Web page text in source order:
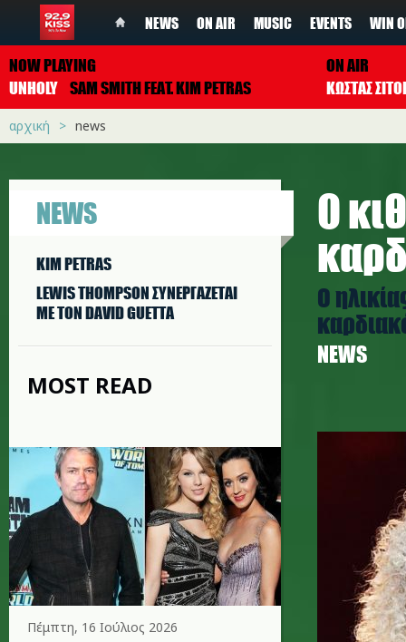
NEWS ON AIR MUSIC EVENTS WIN
NOW PLAYING
UNHOLY SAM SMITH FEAT. KIM PETRAS
ON AIR
ΚΩΣΤΑΣ
αρχική news
NEWS
KIM PETRAS
LEWIS THOMPSON ΣΥΝΕΡΓAΖΕΤΑΙ
ΜΕ ΤΟΝ DAVID GUETTA
MOST READ
Πέμπτη, 16 Ιούλιος 2026
O
Ο
NEWS
brian-